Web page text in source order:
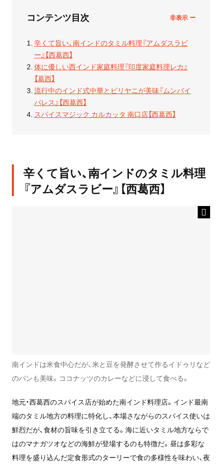
コンテンツ目次
辛くて旨い、南インドのタミル料理『アムダスラビ
ー』【西葛西】
体に優しい西インド家庭料理『印度家庭料理レカ』
【葛西】
流行中のインド式中華とビリヤニが美味『ムンバイ
パレス』【西葛西】
スパイスマジック カルカッタ 南口店【西葛西】
辛くて旨い、南インドのタミル料理
『アムダスラビー』【西葛西】
南インドは米食中心だが、米と豆を発酵させて作るイドゥリなど
のパンも美味。ココナッツのカレーなどに浸して食べる。
地元・西葛西のスパイス店が始めた南インド料理店。インド最南
端のタミル地方の料理に特化し、本場さながらのスパイス使いは
鮮烈だが、食材の旨味を引き立てる。海に近いタミル地方ならで
はのマナガツオなどの海鮮が登場するのも特徴だ。昼は多彩な
料理を盛り込んだ定食形式のターリーで食の多様性を味わい、夜